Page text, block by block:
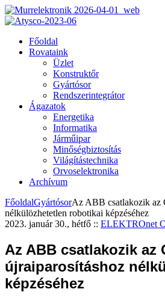
Főoldal
Rovataink
Üzlet
Konstruktőr
Gyártósor
Rendszerintegrátor
Ágazatok
Energetika
Informatika
Járműipar
Minőségbiztosítás
Világítástechnika
Orvoselektronika
Archívum
FőoldalGyártósorAz ABB csatlakozik az
nélkülözhetetlen robotikai képzéséhez
2023. január 30., hétfő :: ELEKTROnet
Az ABB csatlakozik az
újraiparosításhoz
képzéséhez